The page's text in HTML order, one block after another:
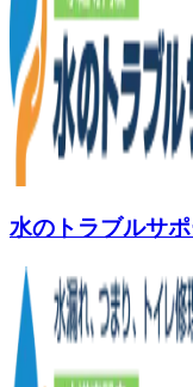
水のトラブルサ